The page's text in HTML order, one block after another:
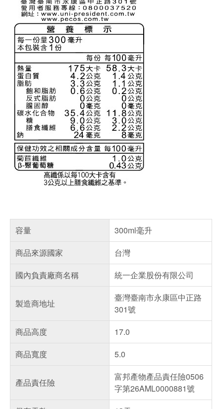
容量
300ml毫升
商品來源國家
台灣
國內負責廠商名稱
統一企業股份有限公司
製造商地址
臺灣臺南市永康區中正路
301號
商品高度
17.0
商品寬度
5.0
產品責任險
富邦產物產品責任險0506
字第26AML0000881號